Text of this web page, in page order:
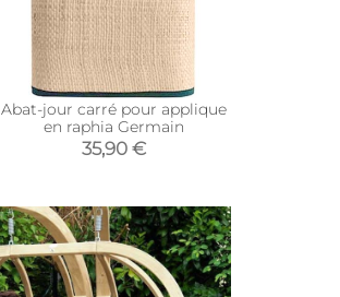
Abat-jour carré pour applique
en raphia Germain
35,90 €